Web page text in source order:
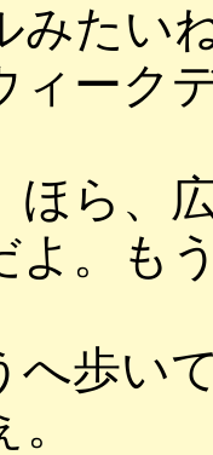
みたい
ィーク
ほら、
よ。も
へ歩い